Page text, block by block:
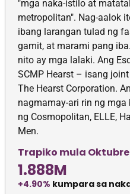
"mga naka-istilo at
metropolitan". Nag-aalok
ibang larangan tulad ng
gamit, at marami pang
nito ay mga lalaki. Ang
SCMP Hearst – isang
The Hearst Corporation.
nagmamay-ari rin ng
ng Cosmopolitan, ELLE,
Men.
Trapiko mula
1.888M
+4.90% kumpara sa